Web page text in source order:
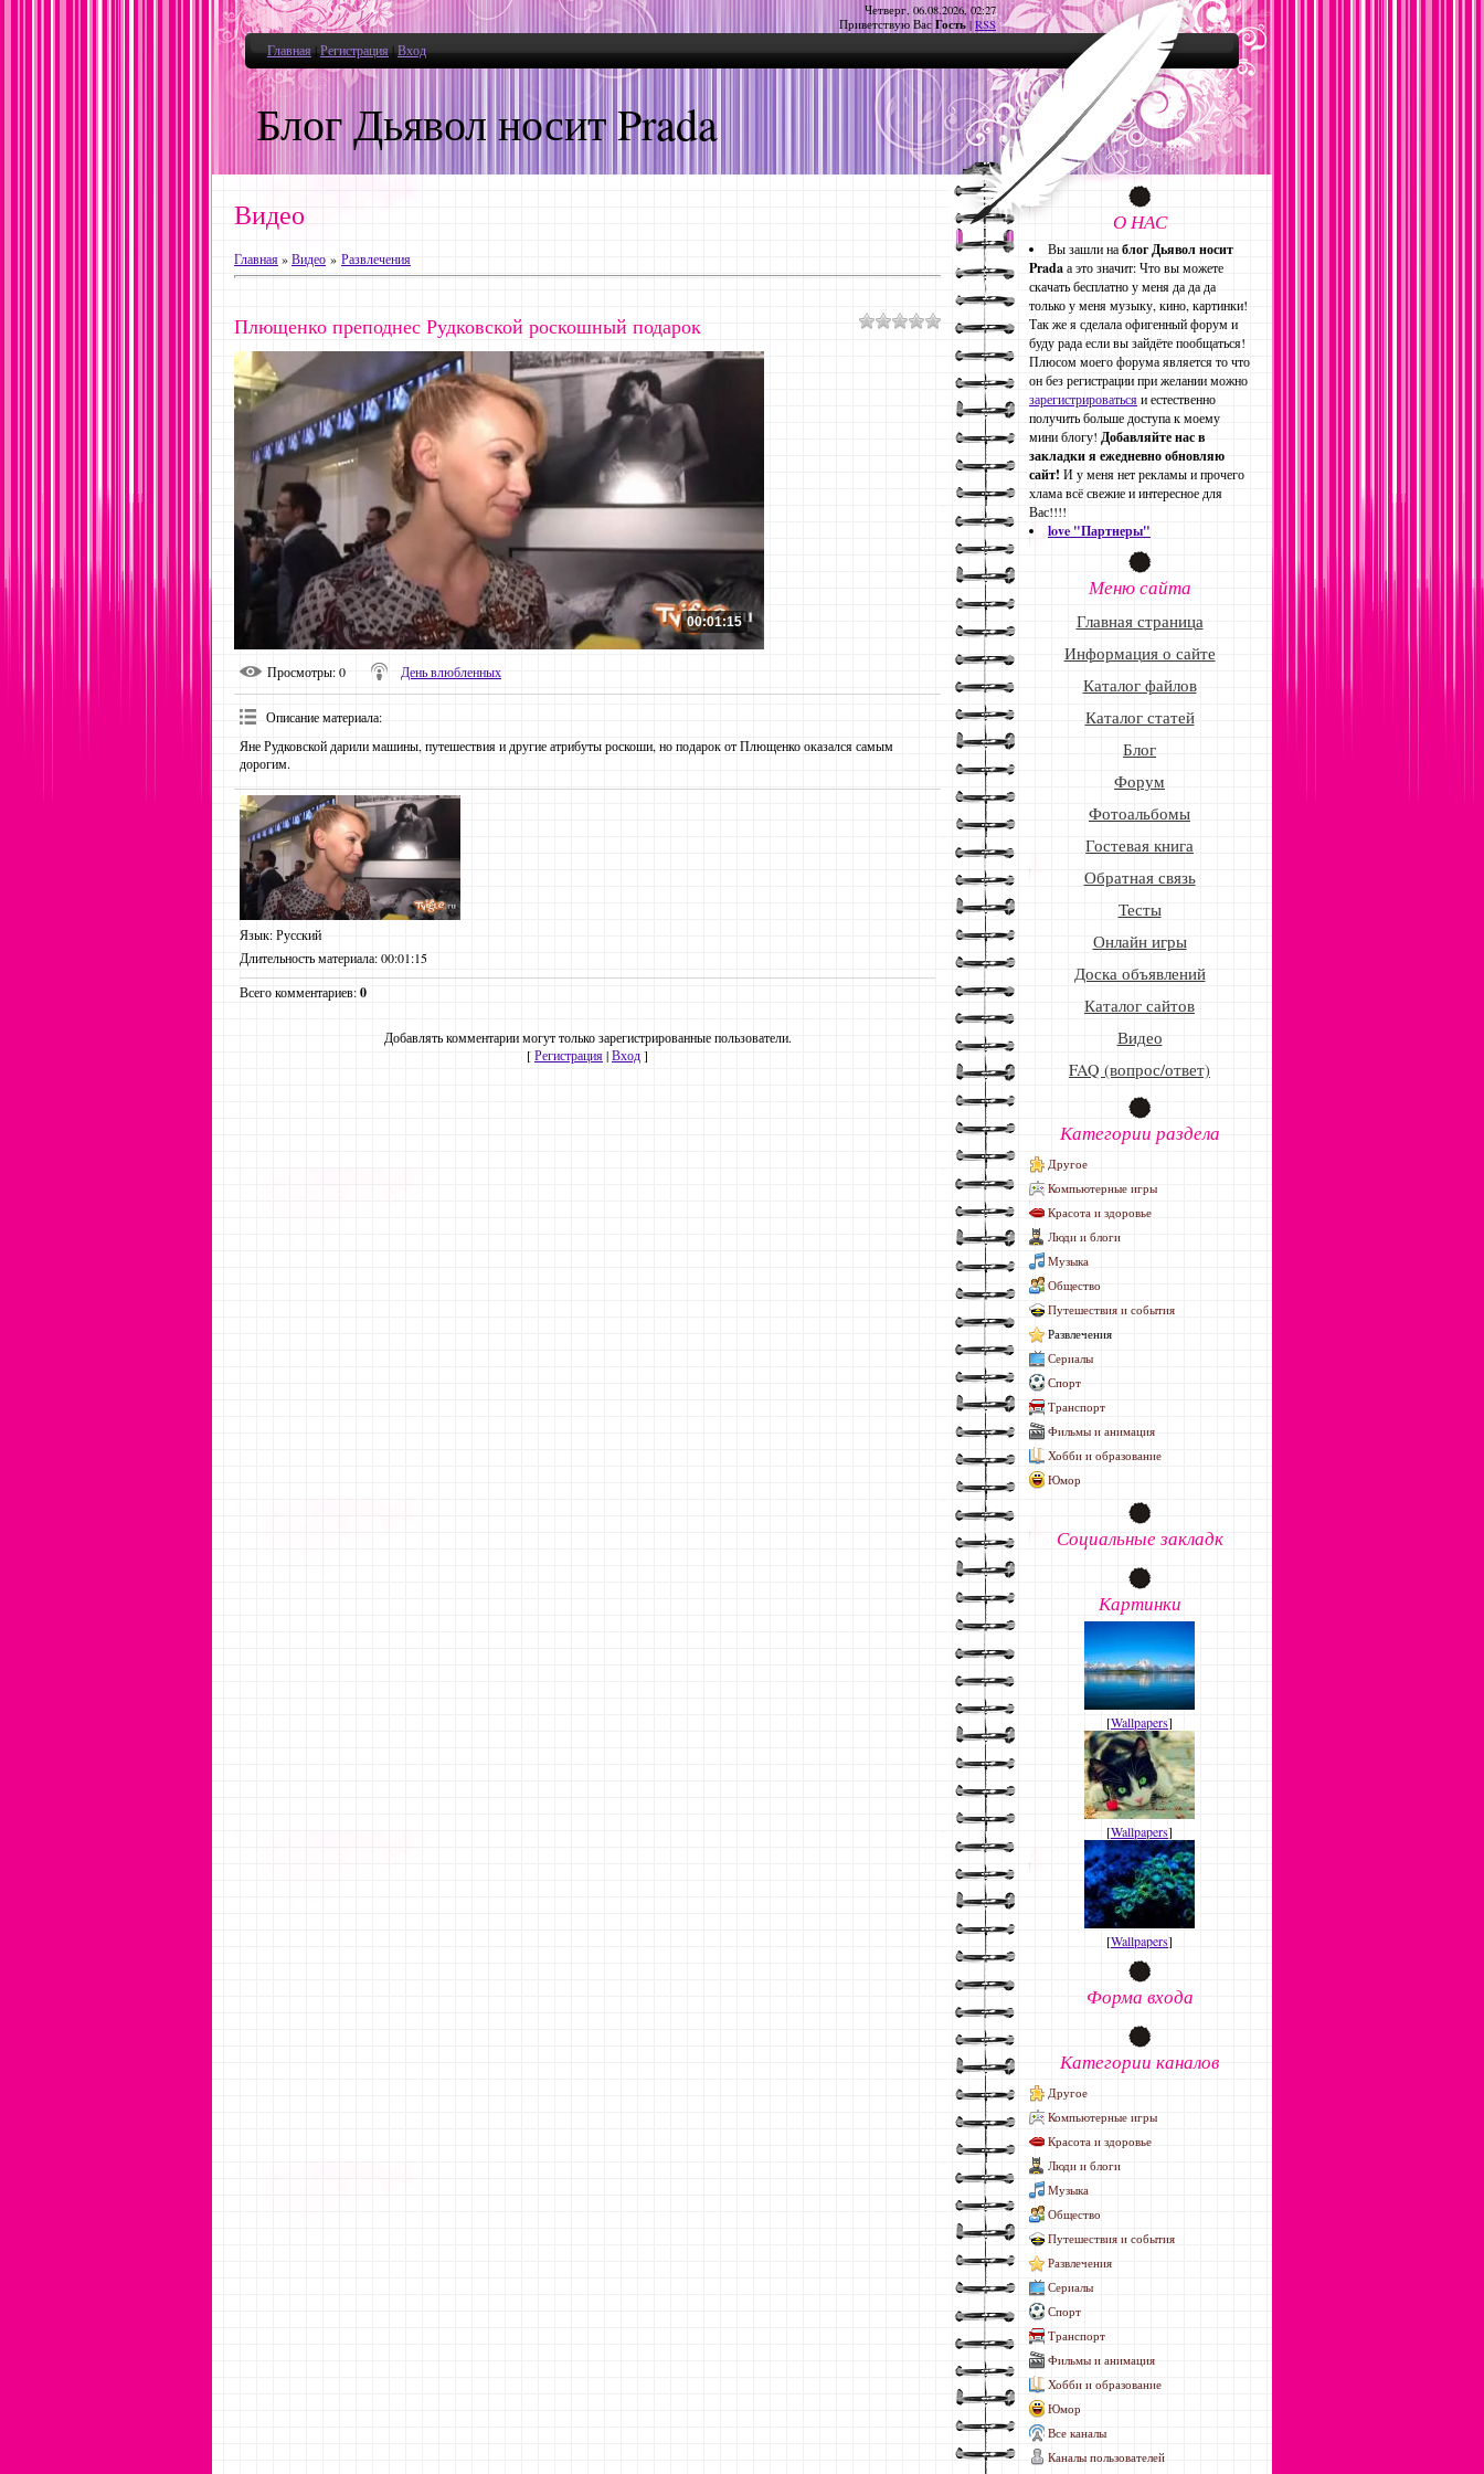
Четверг, 06.08.2026, 02:27
Приветствую Вас Гость | RSS
Блог Дьявол носит Prada
Главная|Регистрация|Вход
Видео
Главная»Видео » Развлечения
Плющенко преподнес Рудковской роскошный подарок
00:01:15
Просмотры: 0 День влюбленных
Описание материала:
Яне Рудковской дарили машины, путешествия и другие атрибуты роскоши, но подарок от Плющенко оказался самым
дорогим.
Язык: Русский
Длительность материала: 00:01:15
Всего комментариев:0
Добавлять комментарии могут только зарегистрированные пользователи.
[Регистрация|Вход]
О НАС
Вы зашли наблог Дьявол носит
Pradaа это значит: Что вы можете
скачать бесплатно у меня да да да
только у меня музыку, кино, картинки!
Так же я сделала офигенный форум и
буду рада если вы зайдёте пообщаться!
Плюсом моего форума является то что
он без регистрации при желании можно
зарегистрироватьсяи естественно
получить больше доступа к моему
мини блогу! Добавляйте нас в
закладки я ежедневно обновляю
сайт! И у меня нет рекламы и прочего
хлама всё свежие и интересное для
Вас!!!!
love "Партнеры"
Меню сайта
Главная страница
Информация о сайте
Каталог файлов
Каталог статей
Блог
Форум
Фотоальбомы
Гостевая книга
Обратная связь
Тесты
Онлайн игры
Доска объявлений
Каталог сайтов
Видео
FAQ (вопрос/ответ)
Категории раздела
Другое
Компьютерные игры
Красота и здоровье
Люди и блоги
Музыка
Общество
Путешествия и события
Развлечения
Сериалы
Спорт
Транспорт
Фильмы и анимация
Хобби и образование
Юмор
Социальные закладк
Картинки
[Wallpapers]
[Wallpapers]
[Wallpapers]
Форма входа
Категории каналов
Другое
Компьютерные игры
Красота и здоровье
Люди и блоги
Музыка
Общество
Путешествия и события
Развлечения
Сериалы
Спорт
Транспорт
Фильмы и анимация
Хобби и образование
Юмор
Все каналы
Каналы пользователей